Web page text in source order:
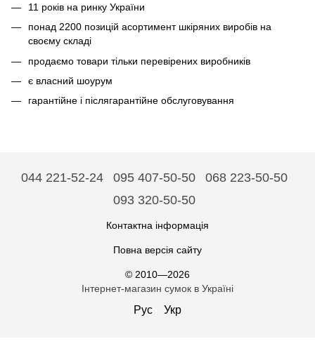
11 років на ринку України
понад 2200 позицій асортимент шкіряних виробів на
своєму складі
продаємо товари тільки перевірених виробників
є власний шоурум
гарантійне і післягарантійне обслуговування
044 221-52-24 095 407-50-50
068 223-50-50
093 320-50-50
Контактна інформація
Повна версія сайту
© 2010—2026
Інтернет-магазин сумок в Україні
Рус Укр